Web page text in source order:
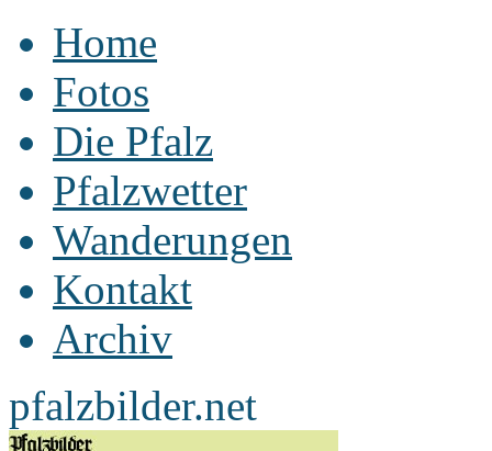
Home
Fotos
Die Pfalz
Pfalzwetter
Wanderungen
Kontakt
Archiv
pfalzbilder.net